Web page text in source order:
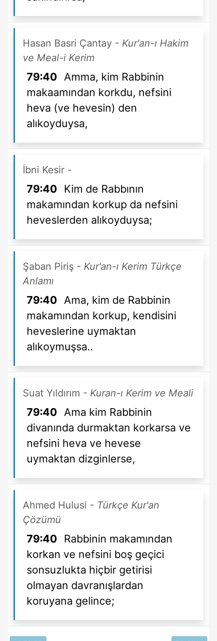
Hasan Basri Çantay - Kur'an-ı Hakim
ve Meal-i Kerim
79:40
Amma, kim Rabbinin
makaamından korkdu, nefsini
heva (ve hevesin) den
alıkoyduysa,
İbni Kesir -
79:40
Kim de Rabbının
makamından korkup da nefsini
heveslerden alıkoyduysa;
Şaban Piriş - Kur'an-ı Kerim Türkçe
Anlamı
79:40
Ama, kim de Rabbinin
makamından korkup, kendisini
heveslerine uymaktan
alıkoymuşsa..
Suat Yıldırım - Kuran-ı Kerim ve Meali
79:40
Ama kim Rabbinin
divanında durmaktan korkarsa ve
nefsini heva ve hevese
uymaktan dizginlerse,
Ahmed Hulusi - Türkçe Kur'an
Çözümü
79:40
Rabbinin makamından
korkan ve nefsini boş geçici
sonsuzlukta hiçbir getirisi
olmayan davranışlardan
koruyana gelince;